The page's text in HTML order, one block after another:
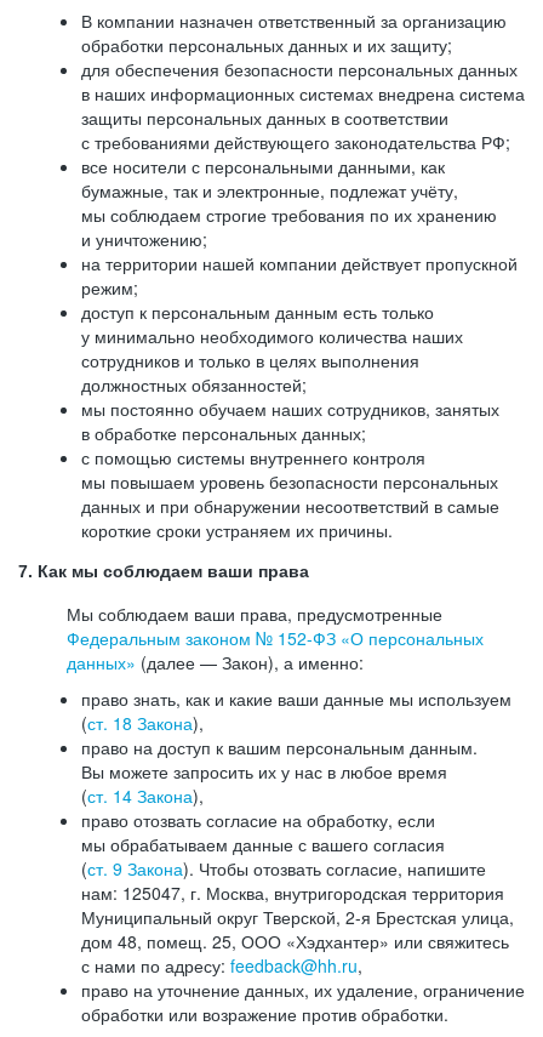
В компании назначен ответственный за организацию
обработки персональных данных и их защиту;
для обеспечения безопасности персональных данных
в наших информационных системах внедрена система
защиты персональных данных в соответствии
с требованиями действующего законодательства РФ;
все носители с персональными данными, как
бумажные, так и электронные, подлежат учёту,
мы соблюдаем строгие требования по их хранению
и уничтожению;
на территории нашей компании действует пропускной
режим;
доступ к персональным данным есть только
у минимально необходимого количества наших
сотрудников и только в целях выполнения
должностных обязанностей;
мы постоянно обучаем наших сотрудников, занятых
в обработке персональных данных;
с помощью системы внутреннего контроля
мы повышаем уровень безопасности персональных
данных и при обнаружении несоответствий в самые
короткие сроки устраняем их причины.
7. Как мы соблюдаем ваши права
Мы соблюдаем ваши права, предусмотренные
Федеральным законом № 152-ФЗ «О персональных
данных» (далее — Закон), а именно:
право знать, как и какие ваши данные мы используем
(ст. 18 Закона),
право на доступ к вашим персональным данным.
Вы можете запросить их у нас в любое время
(ст. 14 Закона),
право отозвать согласие на обработку, если
мы обрабатываем данные с вашего согласия
(ст. 9 Закона). Чтобы отозвать согласие, напишите
нам: 125047, г. Москва, внутригородская территория
Муниципальный округ Тверской, 2-я Брестская улица,
дом 48, помещ. 25, ООО «Хэдхантер» или свяжитесь
с нами по адресу: feedback@hh.ru,
право на уточнение данных, их удаление, ограничение
обработки или возражение против обработки.